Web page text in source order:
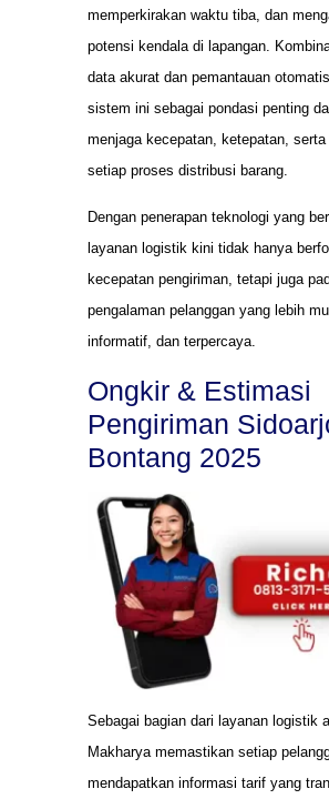
memperkirakan waktu tiba, dan
potensi kendala di lapangan.
data akurat dan pemantauan
sistem ini sebagai pondasi penting
menjaga kecepatan, ketepatan, serta
setiap proses distribusi barang.
Dengan penerapan teknologi yang
layanan logistik kini tidak hanya
kecepatan pengiriman, tetapi juga
pengalaman pelanggan yang lebih
informatif, dan terpercaya.
Ongkir & Estimasi
Pengiriman
Bontang 2025
Sebagai bagian dari layanan logistik
Makharya memastikan setiap
mendapatkan informasi tarif yang